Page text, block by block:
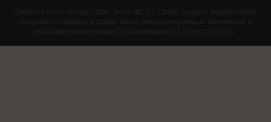
Запись о регистрации СМИ: Эл № ФС 77-73438, выдано Федеральной
службой по надзору в сфере связи, информационных технологий и
массовых коммуникаций (Роскомнадзор) 17 августа 2018 г.